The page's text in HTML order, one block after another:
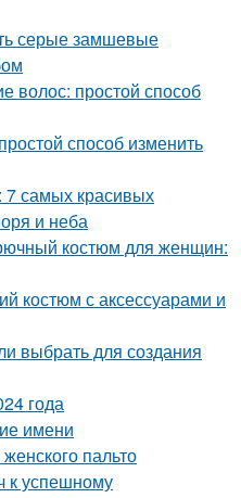
серые замшевые
волос: простой способ
способ изменить
7 самых красивых
и неба
костюм для женщин:
костюм с аксессуарами и
выбрать для создания
года
имени
пальто
к успешному